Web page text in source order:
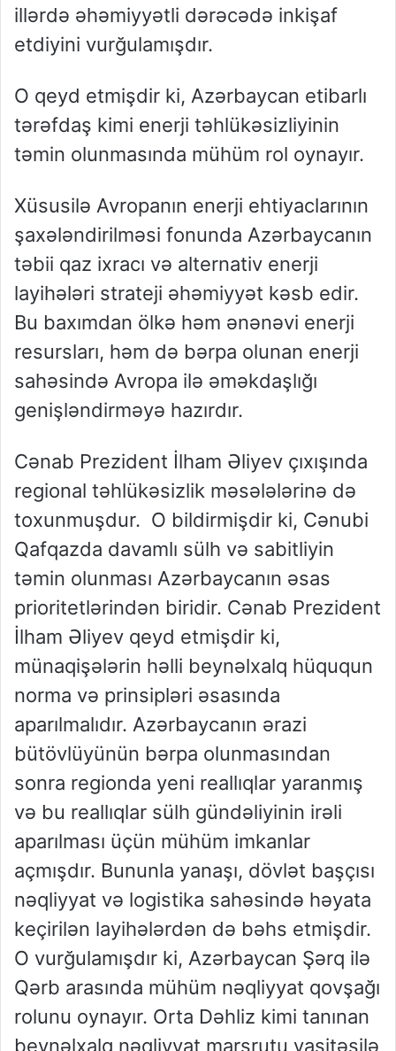
illərdə əhəmiyyətli dərəcədə inkişaf
etdiyini vurğulamışdır.
O qeyd etmişdir ki, Azərbaycan etibarlı
tərəfdaş kimi enerji təhlükəsizliyinin
təmin olunmasında mühüm rol oynayır.
Xüsusilə Avropanın enerji ehtiyaclarının
şaxələndirilməsi fonunda Azərbaycanın
təbii qaz ixracı və alternativ enerji
layihələri strateji əhəmiyyət kəsb edir.
Bu baxımdan ölkə həm ənənəvi enerji
resursları, həm də bərpa olunan enerji
sahəsində Avropa ilə əməkdaşlığı
genişləndirməyə hazırdır.
Cənab Prezident İlham Əliyev çıxışında
regional təhlükəsizlik məsələlərinə də
toxunmuşdur. O bildirmişdir ki, Cənubi
Qafqazda davamlı sülh və sabitliyin
təmin olunması Azərbaycanın əsas
prioritetlərindən biridir. Cənab Prezident
İlham Əliyev qeyd etmişdir ki,
münaqişələrin həlli beynəlxalq hüququn
norma və prinsipləri əsasında
aparılmalıdır. Azərbaycanın ərazi
bütövlüyünün bərpa olunmasından
sonra regionda yeni reallıqlar yaranmış
və bu reallıqlar sülh gündəliyinin irəli
aparılması üçün mühüm imkanlar
açmışdır. Bununla yanaşı, dövlət başçısı
nəqliyyat və logistika sahəsində həyata
keçirilən layihələrdən də bəhs etmişdir.
O vurğulamışdır ki, Azərbaycan Şərq ilə
Qərb arasında mühüm nəqliyyat qovşağı
rolunu oynayır. Orta Dəhliz kimi tanınan
beynəlxalq nəqliyyat marşrutu vasitəsilə